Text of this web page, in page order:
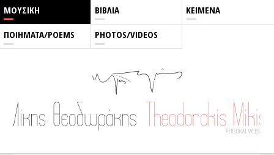
ΜΟΥΣΙΚΗ ΒΙΒΛΙΑ ΚΕΙΜΕΝΑ
ΠΟΙΗΜΑΤΑ/POEMS PHOTOS/VIDEOS